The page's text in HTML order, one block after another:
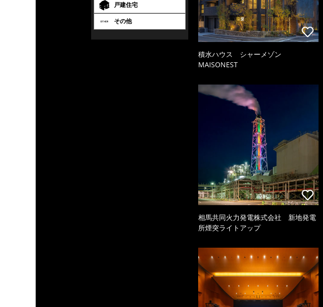
戸建住宅
その他
積水ハウス シャーメゾン
MAISONEST
相馬共同火力発電株式会社 新地発電
所煙突ライトアップ